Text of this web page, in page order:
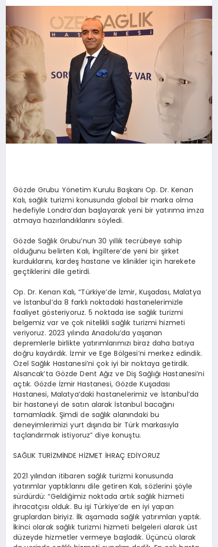
Gözde Grubu Yönetim Kurulu Başkanı Op. Dr. Kenan
Kalı, sağlık turizmi konusunda global bir marka olma
hedefiyle Londra’dan başlayarak yeni bir yatırıma imza
atmaya hazırlandıklarını söyledi.
Gözde Sağlık Grubu’nun 30 yıllık tecrübeye sahip
olduğunu belirten Kalı, İngiltere’de yeni bir şirket
kurduklarını, kardeş hastane ve klinikler için harekete
geçtiklerini dile getirdi.
Op. Dr. Kenan Kalı, “Türkiye’de İzmir, Kuşadası, Malatya
ve İstanbul’da 8 farklı noktadaki hastanelerimizle
faaliyet gösteriyoruz. 5 noktada ise sağlık turizmi
belgemiz var ve çok nitelikli sağlık turizmi hizmeti
veriyoruz. 2023 yılında Anadolu’da yaşanan
depremlerle birlikte yatırımlarımızı biraz daha batıya
doğru kaydırdık. İzmir ve Ege Bölgesi’ni merkez edindik.
Özel Sağlık Hastanesi’ni çok iyi bir noktaya getirdik.
Alsancak’ta Gözde Dent Ağız ve Diş Sağlığı Hastanesi’ni
açtık. Gözde İzmir Hastanesi, Gözde Kuşadası
Hastanesi, Malatya’daki hastanelerimiz ve İstanbul’da
bir hastaneyi de satın alarak İstanbul bacağını
tamamladık. Şimdi de sağlık alanındaki bu
deneyimlerimizi yurt dışında bir Türk markasıyla
taçlandırmak istiyoruz” diye konuştu.
SAĞLIK TURİZMİNDE HİZMET İHRAÇ EDİYORUZ
2021 yılından itibaren sağlık turizmi konusunda
yatırımlar yaptıklarını dile getiren Kalı, sözlerini şöyle
sürdürdü: “Geldiğimiz noktada artık sağlık hizmeti
ihracatçısı olduk. Bu işi Türkiye’de en iyi yapan
gruplardan biriyiz. İlk aşamada sağlık yatırımları yaptık.
İkinci olarak sağlık turizmi hizmeti belgeleri alarak üst
düzeyde hizmetler vermeye başladık. Üçüncü olarak